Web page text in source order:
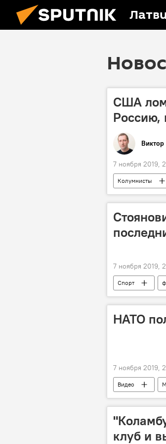
США
Россию,
7 ноября 2019,
Колумнисты
7 ноября 2019,
Спорт
НАТО
7 ноября 2019,
Видео
клуб и